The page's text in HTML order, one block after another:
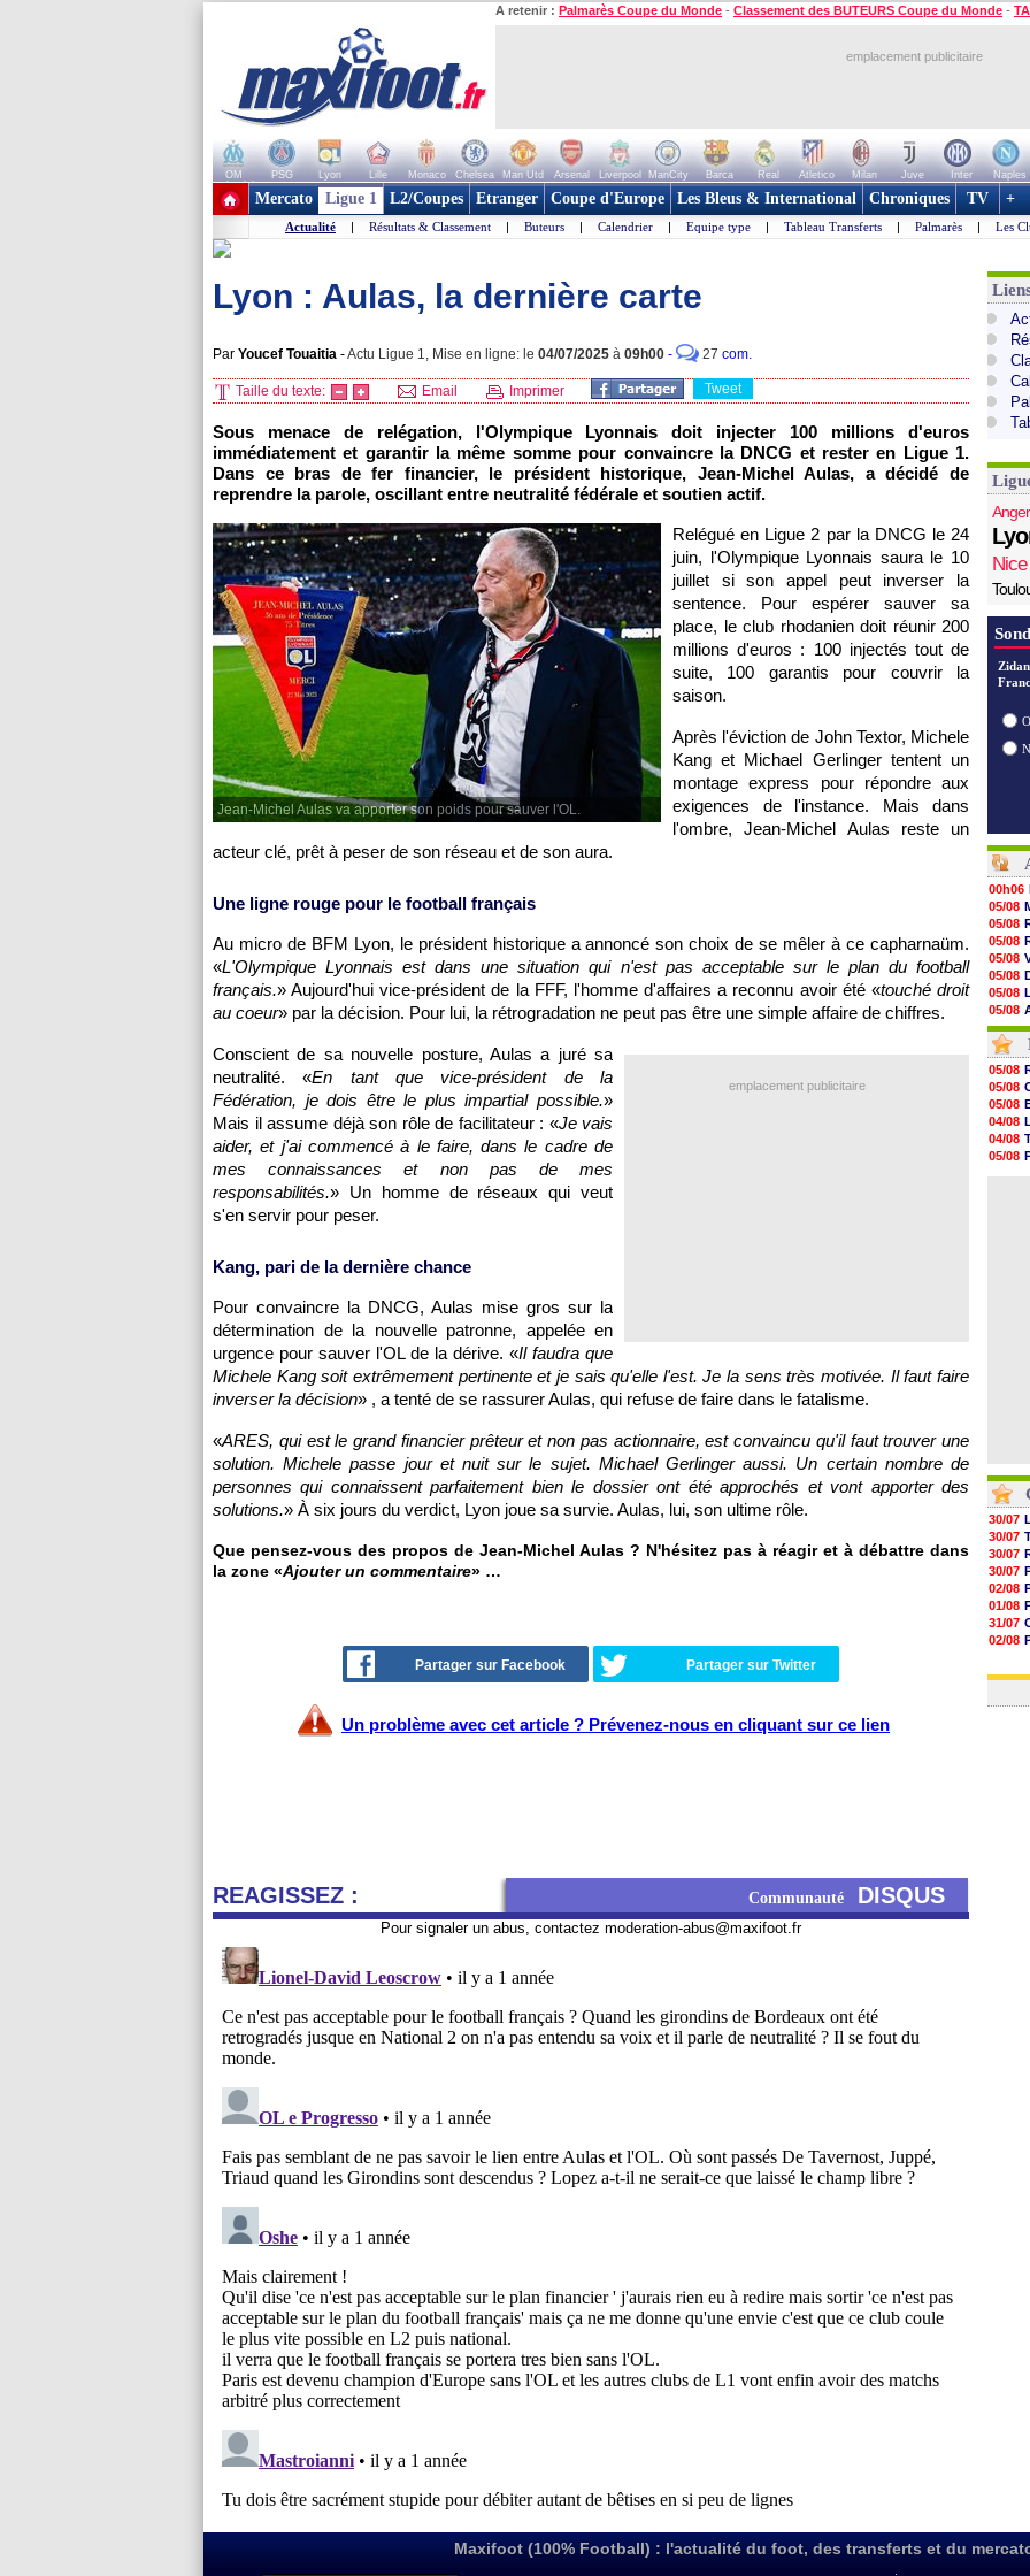
A retenir : Palmarès Coupe du Monde - Classement des BUTEURS Coupe du Monde -
emplacement publicitaire
OM PSG Lyon Lille Monaco Chelsea Man Utd Arsenal Liverpool ManCity Barca Real Atletico Milan Juve Inter Naples
+ de clubs
Mercato Ligue 1 L2/Coupes Etranger Coupe d'Europe Les Bleus & International Chroniques TV +
Actualité | Résultats & Classement | Buteurs | Calendrier | Equipe type | Tableau Transferts | Palmarès | Les
Lyon : Aulas, la dernière carte
Par Youcef Touaitia -Actu Ligue 1, Mise en ligne: le 04/07/2025 à 09h00 - 27 com.
Taille du texte: Email Imprimer Tweet
Sous menace de relégation, l'Olympique Lyonnais doit injecter 100 millions d'euros
immédiatement et garantir la même somme pour convaincre la DNCG et rester en Ligue 1.
Dans ce bras de fer financier, le président historique, Jean-Michel Aulas, a décidé de
reprendre la parole, oscillant entre neutralité fédérale et soutien actif.
Jean-Michel Aulas va apporter son poids pour sauver l'OL.
Relégué en Ligue 2 par la DNCG le 24
juin, l'Olympique Lyonnais saura le 10
juillet si son appel peut inverser la
sentence. Pour espérer sauver sa
place, le club rhodanien doit réunir 200
millions d'euros : 100 injectés tout de
suite, 100 garantis pour couvrir la
saison.
Après l'éviction de John Textor, Michele
Kang et Michael Gerlinger tentent un
montage express pour répondre aux
exigences de l'instance. Mais dans
l'ombre, Jean-Michel Aulas reste un
acteur clé, prêt à peser de son réseau et de son aura.
Une ligne rouge pour le football français
Au micro de BFM Lyon, le président historique a annoncé son choix de se mêler à ce capharnaüm.
«L'Olympique Lyonnais est dans une situation qui n'est pas acceptable sur le plan du football
français.» Aujourd'hui vice-président de la FFF, l'homme d'affaires a reconnu avoir été «touché droit
au coeur» par la décision. Pour lui, la rétrogradation ne peut pas être une simple affaire de chiffres.
emplacement publicitaire
Conscient de sa nouvelle posture, Aulas a juré sa
neutralité. «En tant que vice-président de la
Fédération, je dois être le plus impartial possible.»
Mais il assume déjà son rôle de facilitateur : «Je vais
aider, et j'ai commencé à le faire, dans le cadre de
mes connaissances et non pas de mes
responsabilités.» Un homme de réseaux qui veut
s'en servir pour peser.
Kang, pari de la dernière chance
Pour convaincre la DNCG, Aulas mise gros sur la
détermination de la nouvelle patronne, appelée en
urgence pour sauver l'OL de la dérive. «Il faudra que
Michele Kang soit extrêmement pertinente et je sais qu'elle l'est. Je la sens très motivée. Il faut faire
inverser la décision» , a tenté de se rassurer Aulas, qui refuse de faire dans le fatalisme.
«ARES, qui est le grand financier prêteur et non pas actionnaire, est convaincu qu'il faut trouver une
solution. Michele passe jour et nuit sur le sujet. Michael Gerlinger aussi. Un certain nombre de
personnes qui connaissent parfaitement bien le dossier ont été approchés et vont apporter des
solutions.» À six jours du verdict, Lyon joue sa survie. Aulas, lui, son ultime rôle.
Que pensez-vous des propos de Jean-Michel Aulas ? N'hésitez pas à réagir et à débattre dans
la zone «Ajouter un commentaire» …
Partager sur Facebook Partager sur Twitter
Un problème avec cet article ? Prévenez-nous en cliquant sur ce lien
REAGISSEZ : Communauté DISQUS
Pour signaler un abus, contactez moderation-abus@maxifoot.fr
Nice
00h06
05/08
05/08
05/08
05/08
05/08
05/08
05/08
05/08
05/08
05/08
05/08
05/08
05/08
05/08
05/08
05/08
05/08
05/08
05/08
04/08
04/08
05/08
30/07
30/07
30/07
30/07
02/08
01/08
31/07
02/08
01/08
Maxifoot (100% Football) : l'actualité du foot, des transferts et du